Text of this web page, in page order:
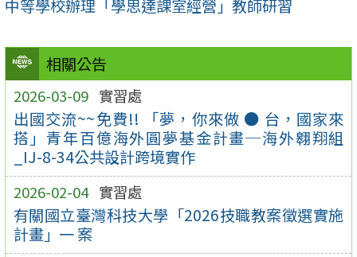
相關公告
2026-03-09 實習處
出國交流~~免費!! 「夢，你來做 ● 台，國家來
搭」青年百億海外圓夢基金計畫─海外翱翔組
_IJ-8-34公共設計跨境實作
2026-02-04 實習處
有關國立臺灣科技大學「2026技職教案徵選實施
計畫」一 案
中等學校辦理「學思達課室經營」教師研習